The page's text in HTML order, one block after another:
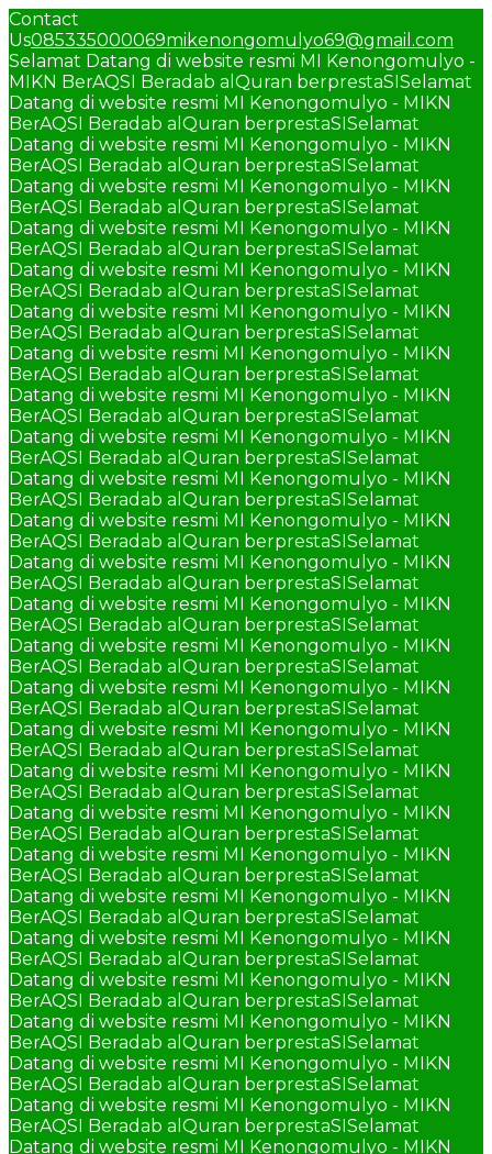
Contact
Us085335000069mikenongomulyo69@gmail.com
Selamat Datang di website resmi MI Kenongomulyo -
MIKN BerAQSI Beradab alQuran berprestaSISelamat
Datang di website resmi MI Kenongomulyo - MIKN
BerAQSI Beradab alQuran berprestaSISelamat
Datang di website resmi MI Kenongomulyo - MIKN
BerAQSI Beradab alQuran berprestaSISelamat
Datang di website resmi MI Kenongomulyo - MIKN
BerAQSI Beradab alQuran berprestaSISelamat
Datang di website resmi MI Kenongomulyo - MIKN
BerAQSI Beradab alQuran berprestaSISelamat
Datang di website resmi MI Kenongomulyo - MIKN
BerAQSI Beradab alQuran berprestaSISelamat
Datang di website resmi MI Kenongomulyo - MIKN
BerAQSI Beradab alQuran berprestaSISelamat
Datang di website resmi MI Kenongomulyo - MIKN
BerAQSI Beradab alQuran berprestaSISelamat
Datang di website resmi MI Kenongomulyo - MIKN
BerAQSI Beradab alQuran berprestaSISelamat
Datang di website resmi MI Kenongomulyo - MIKN
BerAQSI Beradab alQuran berprestaSISelamat
Datang di website resmi MI Kenongomulyo - MIKN
BerAQSI Beradab alQuran berprestaSISelamat
Datang di website resmi MI Kenongomulyo - MIKN
BerAQSI Beradab alQuran berprestaSISelamat
Datang di website resmi MI Kenongomulyo - MIKN
BerAQSI Beradab alQuran berprestaSISelamat
Datang di website resmi MI Kenongomulyo - MIKN
BerAQSI Beradab alQuran berprestaSISelamat
Datang di website resmi MI Kenongomulyo - MIKN
BerAQSI Beradab alQuran berprestaSISelamat
Datang di website resmi MI Kenongomulyo - MIKN
BerAQSI Beradab alQuran berprestaSISelamat
Datang di website resmi MI Kenongomulyo - MIKN
BerAQSI Beradab alQuran berprestaSISelamat
Datang di website resmi MI Kenongomulyo - MIKN
BerAQSI Beradab alQuran berprestaSISelamat
Datang di website resmi MI Kenongomulyo - MIKN
BerAQSI Beradab alQuran berprestaSISelamat
Datang di website resmi MI Kenongomulyo - MIKN
BerAQSI Beradab alQuran berprestaSISelamat
Datang di website resmi MI Kenongomulyo - MIKN
BerAQSI Beradab alQuran berprestaSISelamat
Datang di website resmi MI Kenongomulyo - MIKN
BerAQSI Beradab alQuran berprestaSISelamat
Datang di website resmi MI Kenongomulyo - MIKN
BerAQSI Beradab alQuran berprestaSISelamat
Datang di website resmi MI Kenongomulyo - MIKN
BerAQSI Beradab alQuran berprestaSISelamat
Datang di website resmi MI Kenongomulyo - MIKN
BerAQSI Beradab alQuran berprestaSISelamat
Datang di website resmi MI Kenongomulyo - MIKN
BerAQSI Beradab alQuran berprestaSISelamat
Datang di website resmi MI Kenongomulyo - MIKN